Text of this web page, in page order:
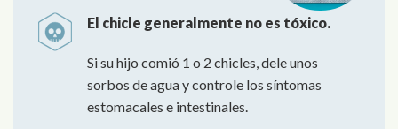
El chicle generalmente no es tóxico.
Si su hijo comió 1 o 2 chicles, dele unos
sorbos de agua y controle los síntomas
estomacales e intestinales.